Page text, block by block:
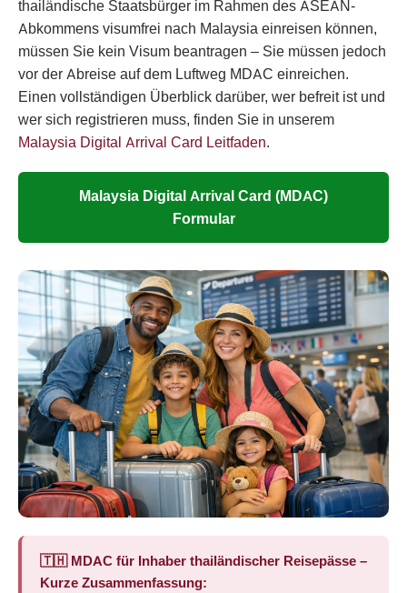
thailändische Staatsbürger im Rahmen des ASEAN-
Abkommens visumfrei nach Malaysia einreisen können,
müssen Sie kein Visum beantragen – Sie müssen jedoch
vor der Abreise auf dem Luftweg MDAC einreichen.
Einen vollständigen Überblick darüber, wer befreit ist und
wer sich registrieren muss, finden Sie in unserem
Malaysia Digital Arrival Card Leitfaden.
Malaysia Digital Arrival Card (MDAC)
Formular
🇹🇭 MDAC für Inhaber thailändischer Reisepässe –
Kurze Zusammenfassung: